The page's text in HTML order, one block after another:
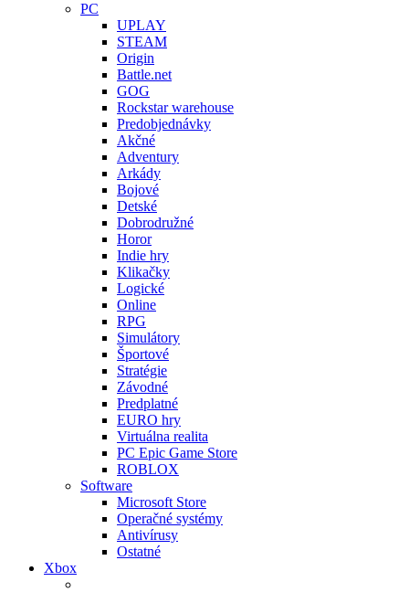
PC
UPLAY
STEAM
Origin
Battle.net
GOG
Rockstar warehouse
Predobjednávky
Akčné
Adventury
Arkády
Bojové
Detské
Dobrodružné
Horor
Indie hry
Klikačky
Logické
Online
RPG
Simulátory
Športové
Stratégie
Závodné
Predplatné
EURO hry
Virtuálna realita
PC Epic Game Store
ROBLOX
Software
Microsoft Store
Operačné systémy
Antivírusy
Ostatné
Xbox